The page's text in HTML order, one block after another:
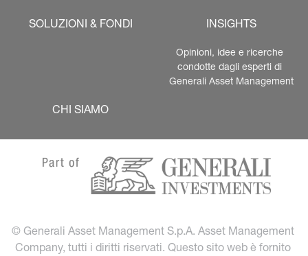
SOLUZIONI & FONDI INSIGHTS
Opinioni, idee e ricerche
condotte dagli esperti di
Generali Asset Management
CHI SIAMO
© Generali Asset Management S.p.A. Asset Management
Company, tutti i diritti riservati. Questo sito web è fornito